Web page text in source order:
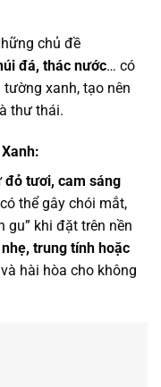
chủ đề
đá, thác nước… có
xanh, tạo nên
thư thái.
tươi, cam sáng
thể gây chói mắt,
gu” khi đặt trên nền
trung tính hoặc
hài hòa cho không